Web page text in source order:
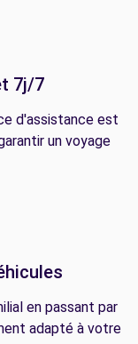
7j/7
d'assistance est
un voyage
en passant par
adapté à votre